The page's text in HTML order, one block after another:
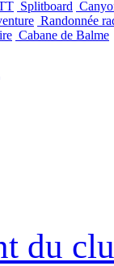
Splitboard
Randonnée
Cabane de Balme
du